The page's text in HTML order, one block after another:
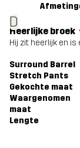
D
Heerlijke broek
Hij zit heerlijk en is
Surround Barrel
Stretch Pants
Gekochte maat
Waargenomen
maat
Lengte